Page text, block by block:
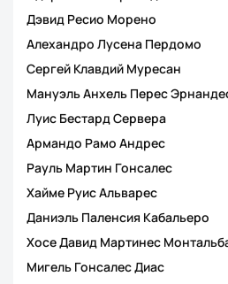
Дэвид Ресио Морено
Алехандро Лусена Пердомо
Сергей Клавдий Муресан
Мануэль Анхель Перес
Луис Бестард Сервера
Армандо Рамо Андрес
Рауль Мартин Гонсалес
Хайме Руис Альварес
Даниэль Паленсия Кабальеро
Хосе Давид Мартинес
Мигель Гонсалес Диас